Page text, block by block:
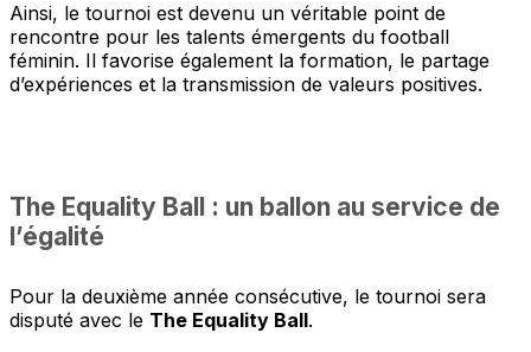
Ainsi, le tournoi est devenu un véritable point de
rencontre pour les talents émergents du football
féminin. Il favorise également la formation, le partage
d’expériences et la transmission de valeurs positives.
The Equality Ball : un ballon au service de
l’égalité
Pour la deuxième année consécutive, le tournoi sera
disputé avec le The Equality Ball.